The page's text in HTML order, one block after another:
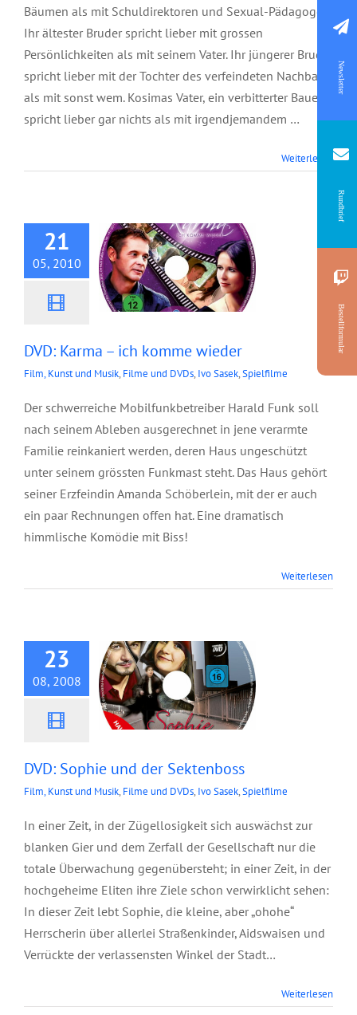
Bäumen als mit Schuldirektoren und Sexual-Pädagogen.
Ihr ältester Bruder spricht lieber mit grossen
Persönlichkeiten als mit seinem Vater. Ihr jüngerer Bruder
spricht lieber mit der Tochter des verfeindeten Nachbarn
als mit sonst wem. Kosimas Vater, ein verbitterter Bauer,
spricht lieber gar nichts als mit irgendjemandem …
Weiterlesen
21
05, 2010
DVD: Karma – ich
DVD: Karma – ich komme wieder
Film, Kunst und Musik, Filme und DVDs, Ivo Sasek,Spielfilme
Der schwerreiche Mobilfunkbetreiber Harald Funk soll
nach seinem Ableben ausgerechnet in jene verarmte
Familie reinkaniert werden, deren Haus ungeschützt
unter seinem grössten Funkmast steht. Das Haus gehört
seiner Erzfeindin Amanda Schöberlein, mit der er auch
ein paar Rechnungen offen hat. Eine dramatisch
himmlische Komödie mit Biss!
Weiterlesen
23
08, 2008
DVD: Sophie und
DVD: Sophie und der Sektenboss
Film, Kunst und Musik, Filme und DVDs, Ivo Sasek,Spielfilme
In einer Zeit, in der Zügellosigkeit sich auswächst zur
blanken Gier und dem Zerfall der Gesellschaft nur die
totale Überwachung gegenübersteht; in einer Zeit, in der
hochgeheime Eliten ihre Ziele schon verwirklicht sehen:
In dieser Zeit lebt Sophie, die kleine, aber „ohohe“
Herrscherin über allerlei Straßenkinder, Aidswaisen und
Verrückte der verlassensten Winkel der Stadt…
Weiterlesen
DVD: Helden
Newsletter
Rundbrief
Bestellformular